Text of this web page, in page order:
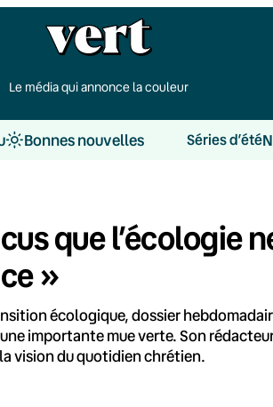
Le média qui annonce la couleur
Bonnes nouvelles Séries d’été
que l’écologie
»
écologique, dossier
importante mue verte. Son
vision du quotidien chrétien.